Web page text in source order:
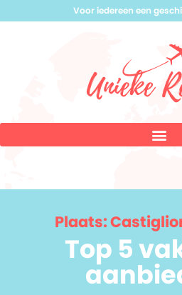
Voor iedereen een
Plaats:
Top 5